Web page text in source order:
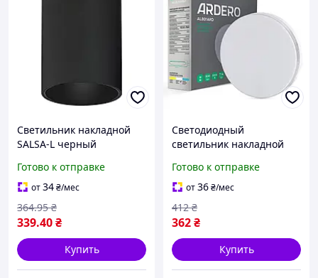
Светильник накладной
SALSA-L черный
Готово к отправке
от34₴/мес
339.40₴
364.95 ₴
Купить
Cветодиодный
светильник накладной
х 4 см white
Готово к отправке
от36₴/мес
362₴
412 ₴
Купить